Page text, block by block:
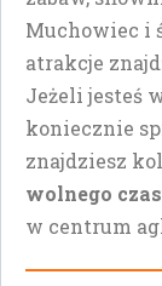
Muchowiec i
atrakcje
Jeżeli jesteś
koniecznie
znajdziesz
wolnego
w centrum